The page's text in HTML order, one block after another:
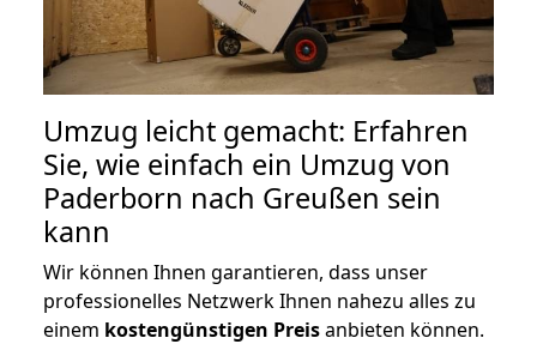
Umzug leicht gemacht: Erfahren
Sie, wie einfach ein Umzug von
Paderborn nach Greußen sein
kann
Wir können Ihnen garantieren, dass unser
professionelles Netzwerk Ihnen nahezu alles zu
einem kostengünstigen Preisanbieten können.